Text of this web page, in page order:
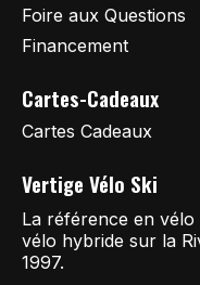
Foire aux Questions
Financement
Cartes-Cadeaux
Cartes Cadeaux
Vertige Vélo Ski
La référence en
vélo hybride sur la
1997.